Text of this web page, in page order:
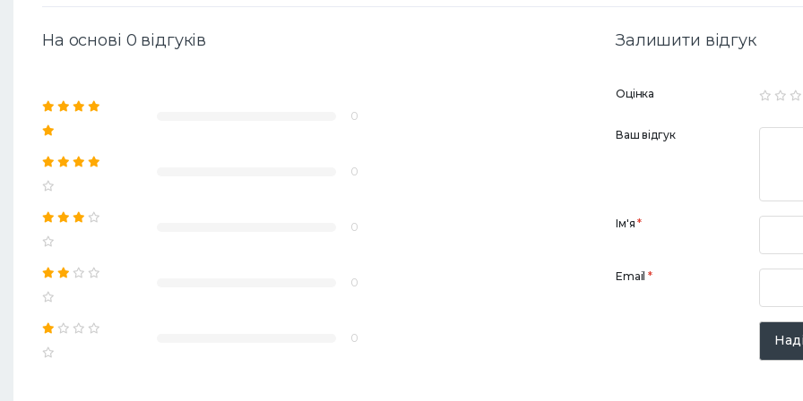
На основі 0 відгуків
0
0
0
0
0
Залишити відгук
Оцінка
Ваш відгук
Ім'я*
Email*